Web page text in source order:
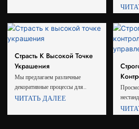
можем
Страсть К Высокой Точке
Украшения
Мы предлагаем различные
декоративные процессы для
улучшения внешнего вида ваших
ЧИТАТЬ ДАЛЕЕ